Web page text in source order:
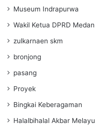
Museum Indrapurwa
Wakil Ketua DPRD Medan
zulkarnaen skm
bronjong
pasang
Proyek
Bingkai Keberagaman
Halalbihalal Akbar Melayu